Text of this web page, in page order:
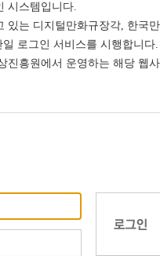
시스템입니다.
있는 디지털만화규장각, 한국
로그인 서비스를 시행합니다.
진흥원에서 운영하는 해당 웹